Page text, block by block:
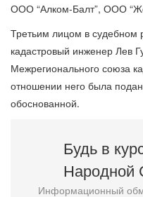
ООО “Алком-Балт”, ООО
Третьим лицом в судебном
кадастровый инженер Лев
Межрегионального союза
отношении него была
обоснованной.
Будь в
Народной
Информационный